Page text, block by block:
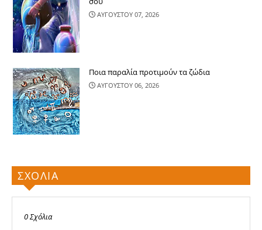
ΑΥΓΟΥΣΤΟΥ 07, 2026
Ποια παραλία προτιμούν τα ζώδια
ΑΥΓΟΥΣΤΟΥ 06, 2026
ΣΧΟΛΙΑ
0 Σχόλια